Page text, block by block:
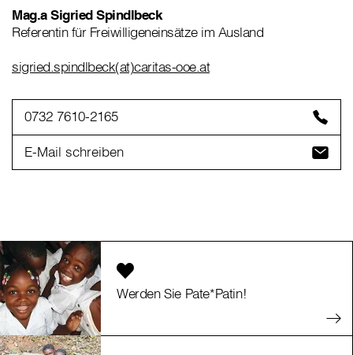
Mag.a Sigried Spindlbeck
Referentin für Freiwilligeneinsätze im Ausland
sigried.spindlbeck(at)caritas-ooe.at
0732 7610-2165
E-Mail schreiben
Werden Sie Pate*Patin!